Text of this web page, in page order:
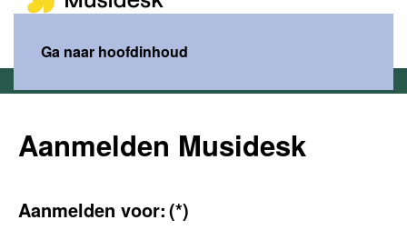
Ga naar hoofdinhoud
Aanmelden Musidesk
Aanmelden voor:(*)